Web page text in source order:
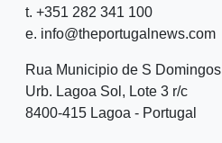
t. +351 282 341 100
e. info@theportugalnews.com
Rua Municipio de S Domingos
Urb. Lagoa Sol, Lote 3 r/c
8400-415 Lagoa - Portugal